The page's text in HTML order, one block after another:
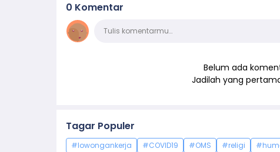
0 Komentar
KomentarTulis komentarmu…
Belum ada
Jadilah yang
Tagar Populer
#lowongankerja #COVID19 #OMS #religi